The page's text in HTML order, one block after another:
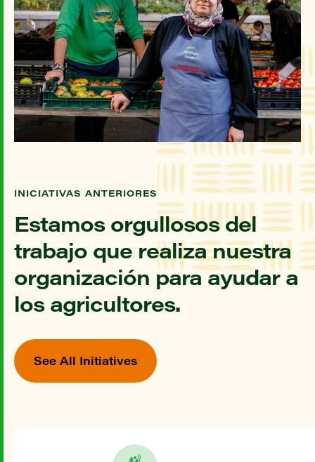
INICIATIVAS ANTERIORES
Estamos orgullosos del
trabajo que realiza nuestra
organización para ayudar a
los agricultores.
See All Initiatives